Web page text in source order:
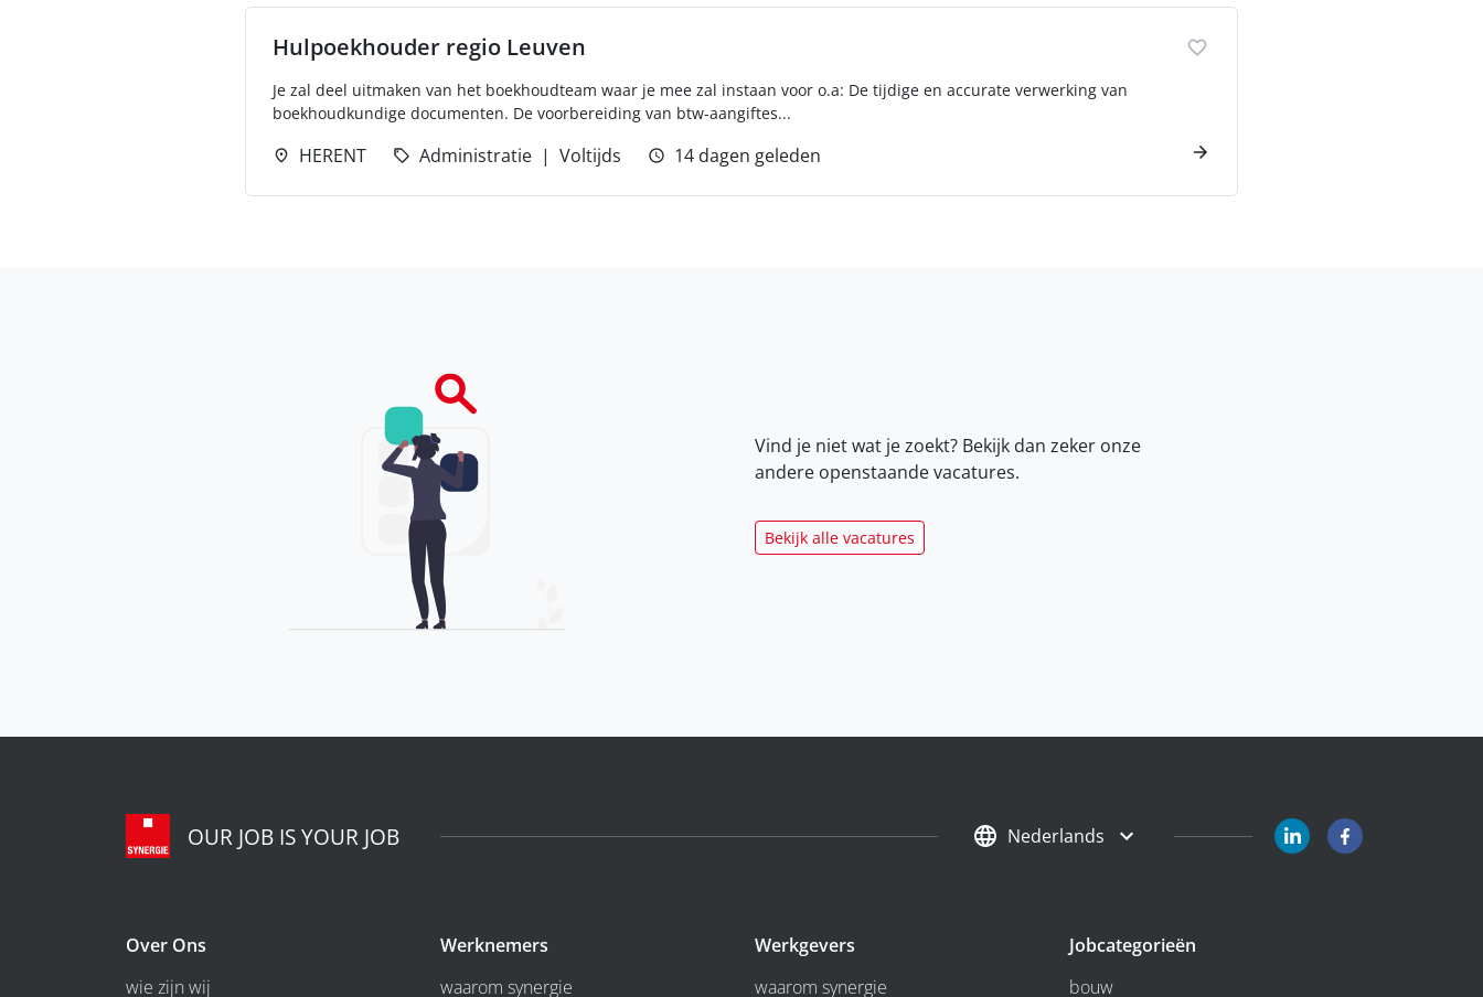
Hulpoekhouder regio Leuven
Je zal deel uitmaken van het boekhoudteam waar je mee zal instaan voor o.a: De tijdige en accurate verwerking van
boekhoudkundige documenten. De voorbereiding van btw-aangiftes...
HERENT Administratie Voltijds 14 dagen geleden
Vind je niet wat je zoekt? Bekijk dan zeker onze
andere openstaande vacatures.
Bekijk alle vacatures
OUR JOB IS YOUR JOB Nederlands
Over Ons
wie zijn wij
Werknemers
waarom synergie
Werkgevers
waarom synergie
Jobcategorieën
bouw